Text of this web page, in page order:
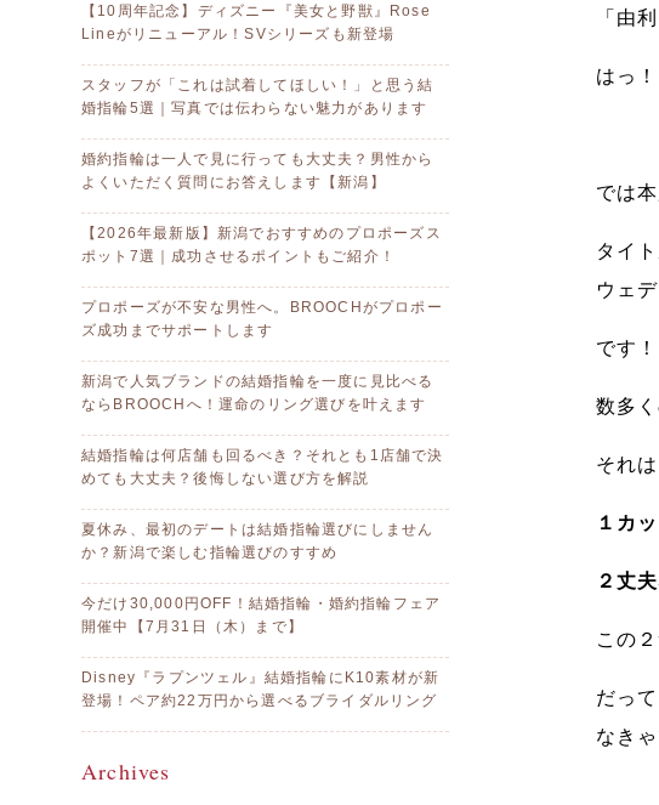
【10周年記念】ディズニー『美女と野獣』Rose
Lineがリニューアル！SVシリーズも新登場
スタッフが「これは試着してほしい！」と思う結
婚指輪5選｜写真では伝わらない魅力があります
婚約指輪は一人で見に行っても大丈夫？男性から
よくいただく質問にお答えします【新潟】
【2026年最新版】新潟でおすすめのプロポーズス
ポット7選｜成功させるポイントもご紹介！
プロポーズが不安な男性へ。BROOCHがプロポー
ズ成功までサポートします
新潟で人気ブランドの結婚指輪を一度に見比べる
ならBROOCHへ！運命のリング選びを叶えます
結婚指輪は何店舗も回るべき？それとも1店舗で決
めても大丈夫？後悔しない選び方を解説
夏休み、最初のデートは結婚指輪選びにしません
か？新潟で楽しむ指輪選びのすすめ
今だけ30,000円OFF！結婚指輪・婚約指輪フェア
開催中【7月31日（木）まで】
Disney『ラプンツェル』結婚指輪にK10素材が新
登場！ペア約22万円から選べるブライダルリング
Archives
「由
はっ
では
タイ
ウェ
です！
数多
それ
１カ
２丈
この
だっ
なき